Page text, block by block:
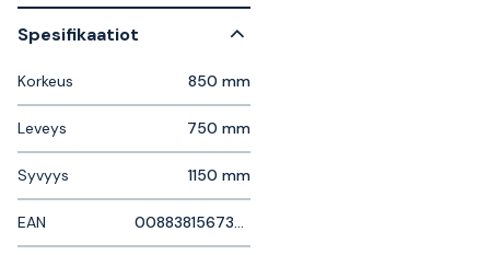
Spesifikaatiot
Korkeus 850 mm
Leveys 750 mm
Syvyys 1150 mm
EAN 0088381567350